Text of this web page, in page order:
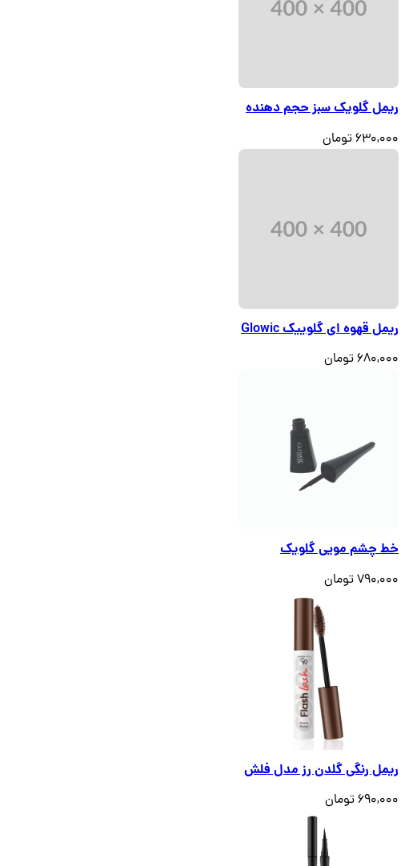
ریمل گلویک سبز حجم دهنده
630,000 تومان
ریمل قهوه ای گلوییک Glowic
680,000 تومان
خط چشم مویی گلویک
790,000 تومان
ریمل رنگی گلدن رز مدل فلش
690,000 تومان